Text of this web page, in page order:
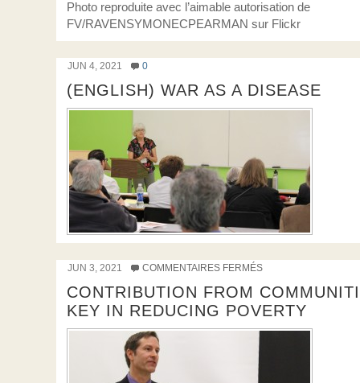
Photo reproduite avec l’aimable autorisation de
FV/RAVENSYMONECPEARMAN sur Flickr
JUN 4, 2021 0
(ENGLISH) WAR AS A DISEASE
JUN 3, 2021 COMMENTAIRES FERMÉS
CONTRIBUTION FROM
KEY IN REDUCING POVERTY